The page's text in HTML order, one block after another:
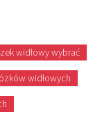
widłowy wybrać
widłowych